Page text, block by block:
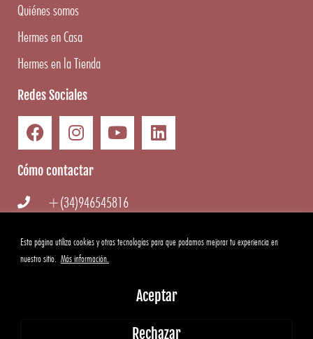
Esta página utiliza cookies y otras tecnologías para que podamos mejorar tu experiencia en
nuestro sitio. Más información.
Rechazar
Aceptar
Quiénes somos
Hermes en Casa
Hermes en la Tienda
Redes Sociales
Cómo contactar
+(34)946545816
info@hermesgourmet.com
WhatsApp
Hermes Gourmet|